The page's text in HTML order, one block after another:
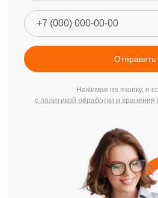
Отправить
Нажимая на кнопку, я
с политикой обработки и